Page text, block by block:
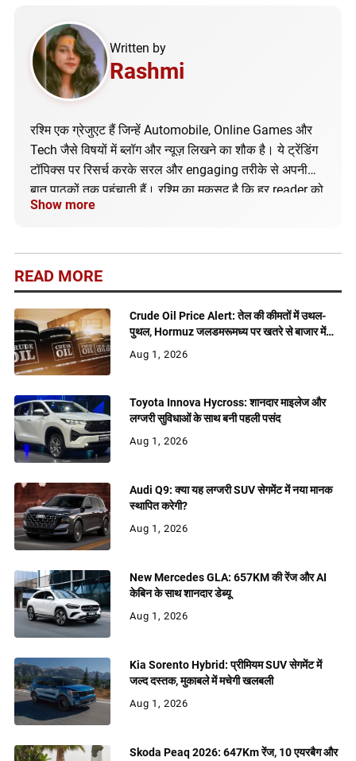
Written by
Rashmi
रश्मि एक ग्रेजुएट हैं जिन्हें Automobile, Online Games और
Tech जैसे विषयों में ब्लॉग और न्यूज़ लिखने का शौक है। ये ट्रेंडिंग
टॉपिक्स पर रिसर्च करके सरल और engaging तरीके से अपनी
बात पाठकों तक पहुंचाती हैं। रश्मि का मकसद है कि हर reader को
सही और अपडेटेड जानकारी मिले।
Show more
READ MORE
Crude Oil Price Alert: तेल की कीमतों में उथल-
पुथल, Hormuz जलडमरूमध्य पर खतरे से बाजार में
बढ़ी हलचल
Aug 1, 2026
Toyota Innova Hycross: शानदार माइलेज और
लग्जरी सुविधाओं के साथ बनी पहली पसंद
Aug 1, 2026
Audi Q9: क्या यह लग्जरी SUV सेगमेंट में नया मानक
स्थापित करेगी?
Aug 1, 2026
New Mercedes GLA: 657KM की रेंज और AI
केबिन के साथ शानदार डेब्यू
Aug 1, 2026
Kia Sorento Hybrid: प्रीमियम SUV सेगमेंट में
जल्द दस्तक, मुकाबले में मचेगी खलबली
Aug 1, 2026
Skoda Peaq 2026: 647Km रेंज, 10 एयरबैग और